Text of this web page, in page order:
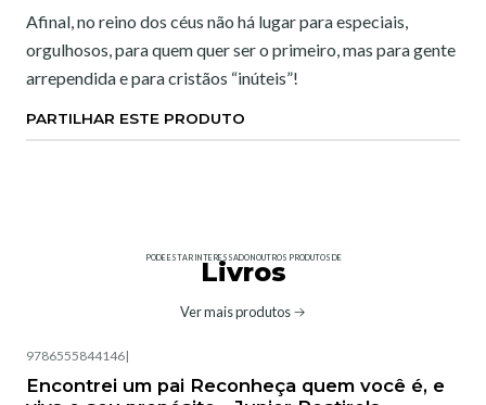
Afinal, no reino dos céus não há lugar para especiais,
orgulhosos, para quem quer ser o primeiro, mas para gente
arrependida e para cristãos “inúteis”!
PARTILHAR ESTE PRODUTO
PODE ESTAR INTERESSADO NOUTROS PRODUTOS DE
Livros
Ver mais produtos
9786555844146|
Encontrei um pai Reconheça quem você é, e